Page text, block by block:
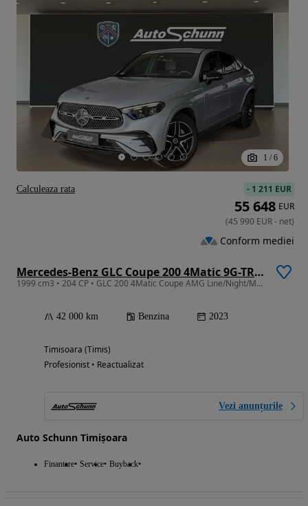
1 / 6
Mercedes-Benz GLC Coupe 200 4Matic 9G-TRONIC Edition AMG Line
1999 cm3 • 204 CP • GLC 200 4Matic Coupe AMG Line/Night/Memory/Digital Light
42 000 km Benzina 2023
Timisoara (Timis)
Profesionist • Reactualizat
Vezi anunțurile
Auto Schunn Timișoara
Finantare Service Buyback
- 1 211 EUR
55 648 EUR
(45 990 EUR- net)
Conform mediei
Calculeaza rata